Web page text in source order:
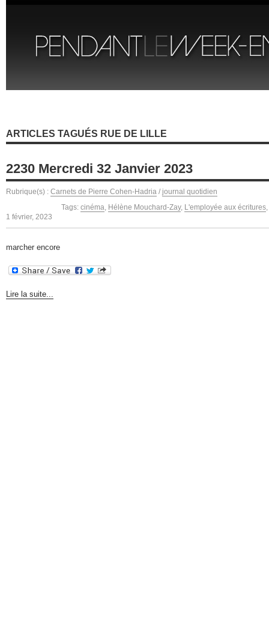
ARTICLES TAGUÉS RUE DE LILLE
2230 Mercredi 32 Janvier 2023
Rubrique(s) : Carnets de Pierre Cohen-Hadria / journal quotidien
Tags: cinéma, Hélène Mouchard-Zay, L'employée aux écritures,
1 février, 2023
marcher encore
Lire la suite...